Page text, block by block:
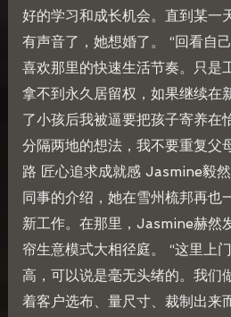
好的学习和成长机会。直到某一
有声音了，她想婚了。 “回看自
喜欢那里的快速生活节奏。只是
拿不到永久居留权，如果继续在
了小孩后我被逼要把孩子寄养在
分隔两地的想法，我不要重复父
路 匠心追求成就感 Jasmine毅
同事的介绍，她在雪州梳邦再也
新工作。在那里，Jasmine赫然
帘生意模式大相径庭。 “这里上
高，可以说是毫无头绪的。我们
着客户选布、量尺寸、裁制出来